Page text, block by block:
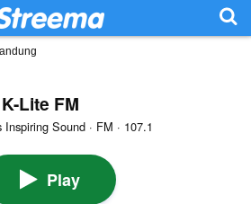
Lite FM
Inspiring Sound · FM · 107.1
Play